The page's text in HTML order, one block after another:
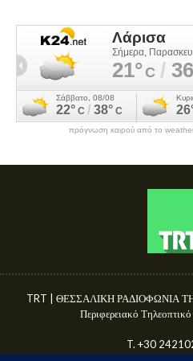
πρόγνωση καιρού από το
TRT | ΘΕΣΣΑΛΙΚΗ ΡΑΔΙΟΦΩΝΙΑ
Περιφερειακό
T. +30